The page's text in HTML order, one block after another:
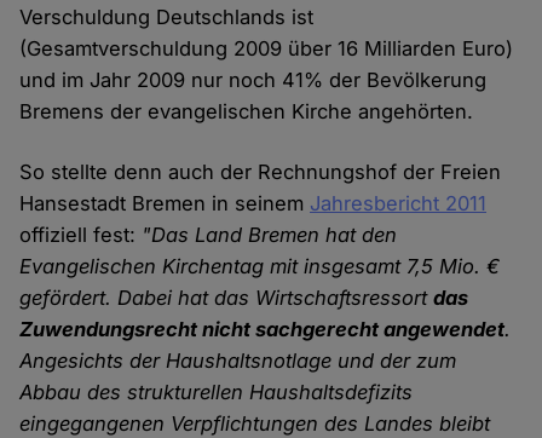
Verschuldung Deutschlands ist
(Gesamtverschuldung 2009 über 16 Milliarden Euro)
und im Jahr 2009 nur noch 41% der Bevölkerung
Bremens der evangelischen Kirche angehörten.
So stellte denn auch der Rechnungshof der Freien
Hansestadt Bremen in seinem Jahresbericht 2011
offiziell fest: "Das Land Bremen hat den
Evangelischen Kirchentag mit insgesamt 7,5 Mio. €
gefördert. Dabei hat das Wirtschaftsressortdas
Zuwendungsrecht nicht sachgerecht angewendet.
Angesichts der Haushaltsnotlage und der zum
Abbau des strukturellen Haushaltsdefizits
eingegangenen Verpflichtungen des Landes bleibt